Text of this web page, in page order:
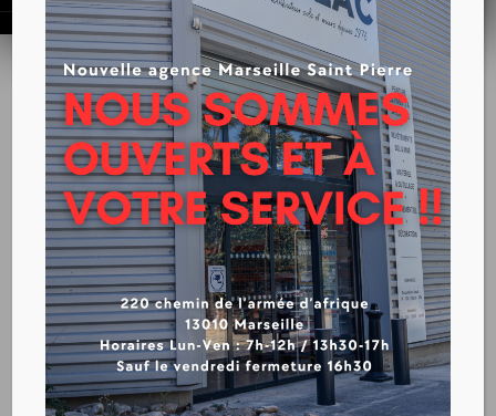
PROTEC WA 67- SCALP
SUR COMMANDE
Télécharger la fiche technique